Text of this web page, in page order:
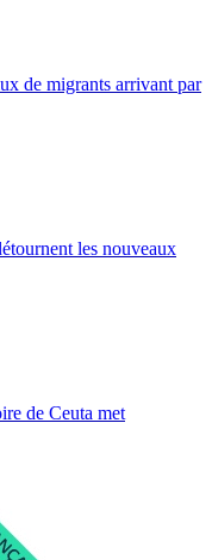
de migrants arrivant par
les nouveaux
de Ceuta met